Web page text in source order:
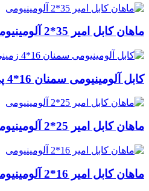
ماهان کابل امیر 35*2 آلومینیومی دفتر فروش لاله زار
کابل آلومینیومی سمنان 16*4 پی وی سی نمایندگی فروش
ماهان کابل امیر 25*2 آلومینیومی استاندارد بهترین قیمت
ماهان کابل امیر 16*2 آلومینیومی دفنی لیست قیمت روز